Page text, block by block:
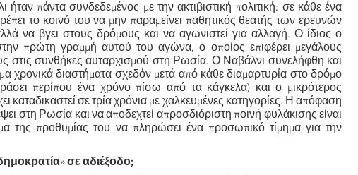
ήταν πάντα συνδεδεμένος με την ακτιβιστική πολιτική: σε κάθε ένα
το κοινό του να μην παραμείνει παθητικός θεατής των ερευνών
να βγει στους δρόμους και να αγωνιστεί για αλλαγή. Ο ίδιος ο
πρώτη γραμμή αυτού του αγώνα, ο οποίος επιφέρει μεγάλους
στις συνθήκες αυταρχισμού στη Ρωσία. Ο Ναβάλνι συνελήφθη και
χρονικά διαστήματα σχεδόν μετά από κάθε διαμαρτυρία στο δρόμο
περίπου ένα χρόνο πίσω από τα κάγκελα) και ο μικρότερος
καταδικαστεί σε τρία χρόνια με χαλκευμένες κατηγορίες. Η απόφαση
στη Ρωσία και να αποδεχτεί απροσδιόριστη ποινή φυλάκισης είναι
της προθυμίας του να πληρώσει ένα προσωπικό τίμημα για την
»σε αδιέξοδο;